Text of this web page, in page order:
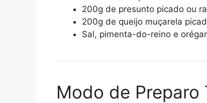
200g de presunto picado ou
200g de queijo muçarela
Sal, pimenta-do-reino e
Modo de